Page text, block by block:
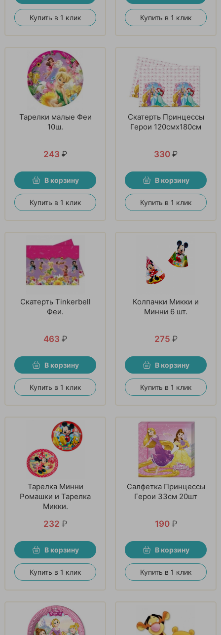
Купить в 1 клик Купить в 1 клик
Тарелки малые Феи
10ш.
243 ₽
В корзину
Купить в 1 клик
Скатерть Принцессы
Герои 120смх180см
330 ₽
В корзину
Купить в 1 клик
Скатерть Tinkerbell
Феи.
463 ₽
В корзину
Купить в 1 клик
Колпачки Микки и
Минни 6 шт.
275 ₽
В корзину
Купить в 1 клик
Тарелка Минни
Ромашки и Тарелка
Микки.
232 ₽
В корзину
Купить в 1 клик
Салфетка Принцессы
Герои 33см 20шт
190 ₽
В корзину
Купить в 1 клик